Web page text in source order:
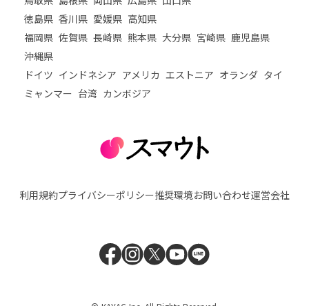
徳島県 香川県 愛媛県 高知県
福岡県 佐賀県 長崎県 熊本県 大分県 宮崎県 鹿児島県
沖縄県
ドイツ インドネシア アメリカ エストニア オランダ タイ
ミャンマー 台湾 カンボジア
利用規約プライバシーポリシー推奨環境お問い合わせ運営会社